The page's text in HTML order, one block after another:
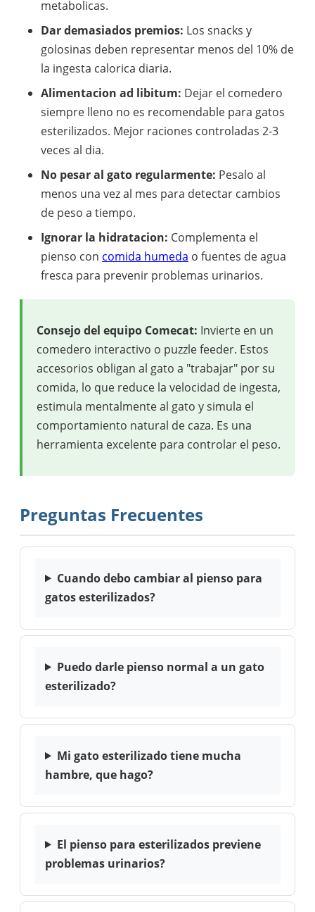
metabolicas.
Dar demasiados premios: Los snacks y
golosinas deben representar menos del 10% de
la ingesta calorica diaria.
Alimentacion ad libitum: Dejar el comedero
siempre lleno no es recomendable para gatos
esterilizados. Mejor raciones controladas 2-3
veces al dia.
No pesar al gato regularmente: Pesalo al
menos una vez al mes para detectar cambios
de peso a tiempo.
Ignorar la hidratacion: Complementa el
pienso con comida humeda o fuentes de agua
fresca para prevenir problemas urinarios.
Consejo del equipo Comecat: Invierte en un
comedero interactivo o puzzle feeder. Estos
accesorios obligan al gato a "trabajar" por su
comida, lo que reduce la velocidad de ingesta,
estimula mentalmente al gato y simula el
comportamiento natural de caza. Es una
herramienta excelente para controlar el peso.
Preguntas Frecuentes
Cuando debo cambiar al pienso para
gatos esterilizados?
Puedo darle pienso normal a un gato
esterilizado?
Mi gato esterilizado tiene mucha
hambre, que hago?
El pienso para esterilizados previene
problemas urinarios?